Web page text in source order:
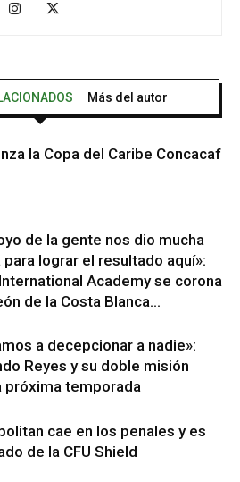
Más del autor
la Copa del Caribe Concacaf
de la gente nos dio mucha
lograr el resultado aquí»:
Academy se corona
de la Costa Blanca...
a decepcionar a nadie»:
Reyes y su doble misión
próxima temporada
cae en los penales y es
de la CFU Shield